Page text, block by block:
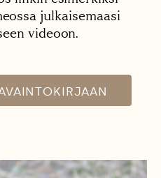
julkaisemaasi
videoon.